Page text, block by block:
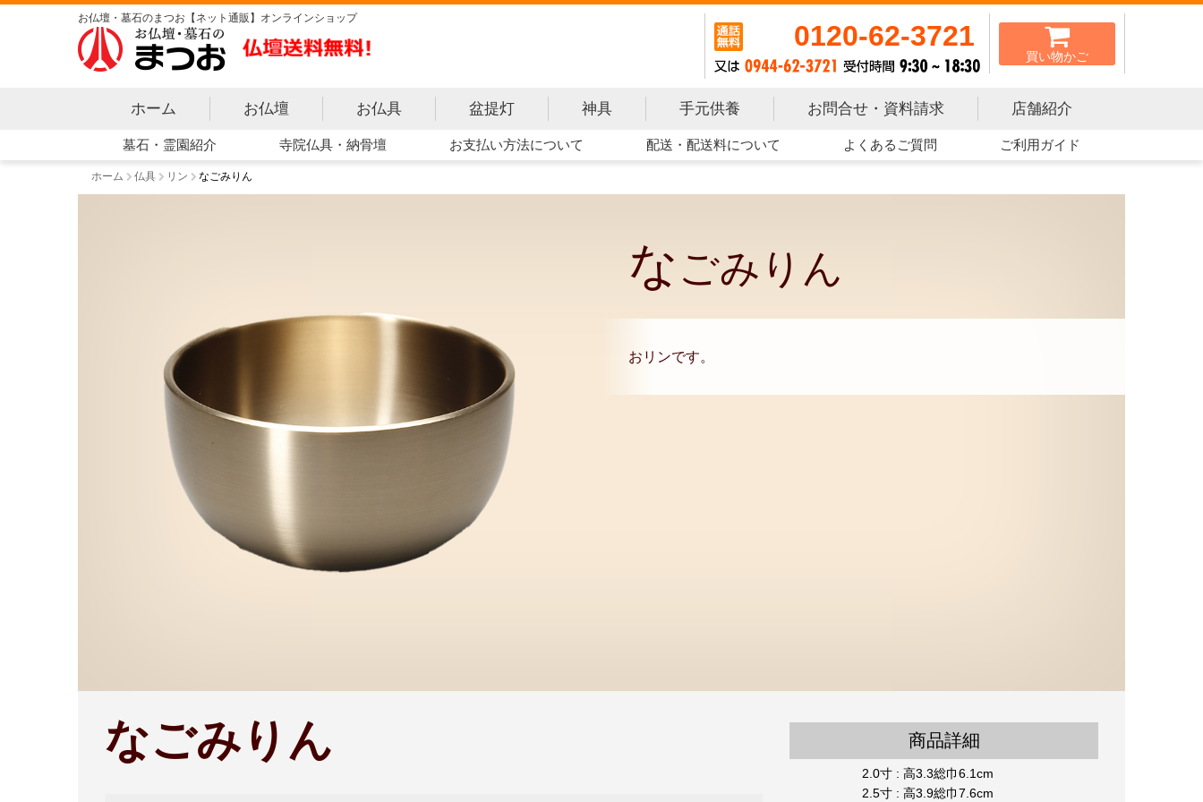
お仏壇・墓石のまつお【ネット通販】オンラインショップ
0120-62-3721
買い物かご
ホーム お仏壇 お仏具 盆提灯 神具 手元供養 お問合せ・資料請求 店舗紹介
墓石・霊園紹介 寺院仏具・納骨壇 お支払い方法について 配送・配送料について よくあるご質問 ご利用ガイド
ホーム 仏具 リン なごみりん
な ごみりん
おリンです。
なごみりん 商品詳細
2.0寸 : 高3.3総巾6.1cm
2.5寸 : 高3.9総巾7.6cm